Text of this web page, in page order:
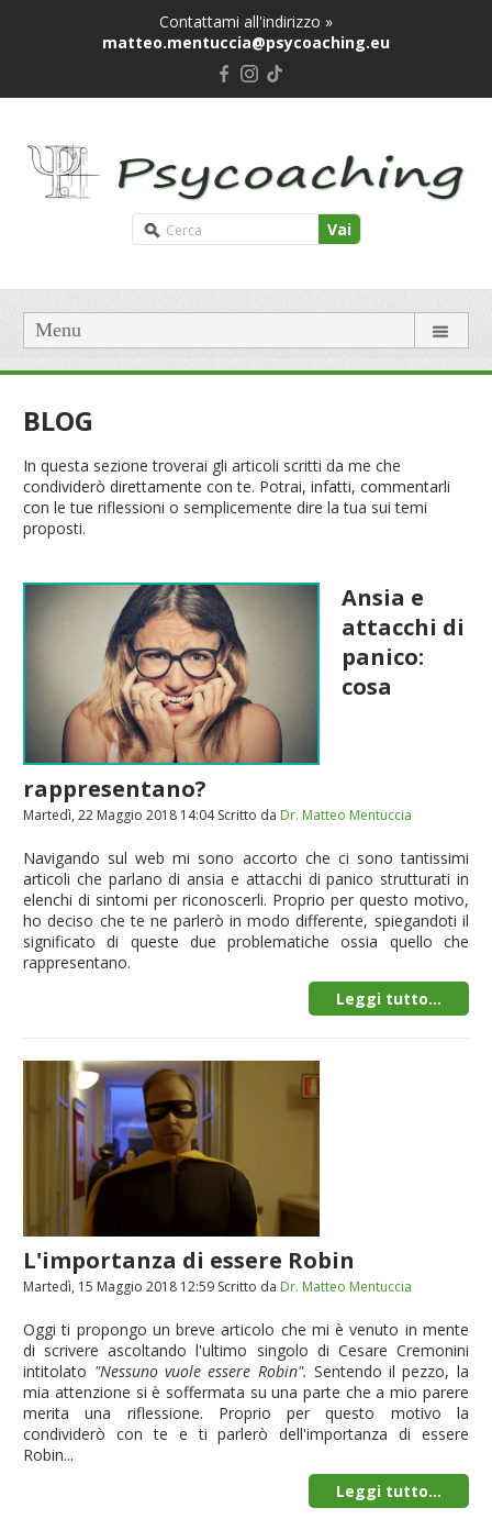
Contattami all'indirizzo »
matteo.mentuccia@psycoaching.eu
Vai
Menu
BLOG
In questa sezione troverai gli articoli scritti da me che
condividerò direttamente con te. Potrai, infatti, commentarli
con le tue riflessioni o semplicemente dire la tua sui temi
proposti.
Ansia e
attacchi di
panico:
cosa
rappresentano?
Martedì, 22 Maggio 2018 14:04Scritto da Dr. Matteo Mentuccia
Navigando sul web mi sono accorto che ci sono tantissimi
articoli che parlano di ansia e attacchi di panico strutturati in
elenchi di sintomi per riconoscerli. Proprio per questo motivo,
ho deciso che te ne parlerò in modo differente, spiegandoti il
significato di queste due problematiche ossia quello che
rappresentano.
Leggi tutto...
L'importanza di essere Robin
Martedì, 15 Maggio 2018 12:59 Scritto da Dr. Matteo Mentuccia
Oggi ti propongo un breve articolo che mi è venuto in mente
di scrivere ascoltando l'ultimo singolo di Cesare Cremonini
intitolato "Nessuno vuole essere Robin". Sentendo il pezzo, la
mia attenzione si è soffermata su una parte che a mio parere
merita una riflessione. Proprio per questo motivo la
condividerò con te e ti parlerò dell'importanza di essere
Robin...
Leggi tutto...